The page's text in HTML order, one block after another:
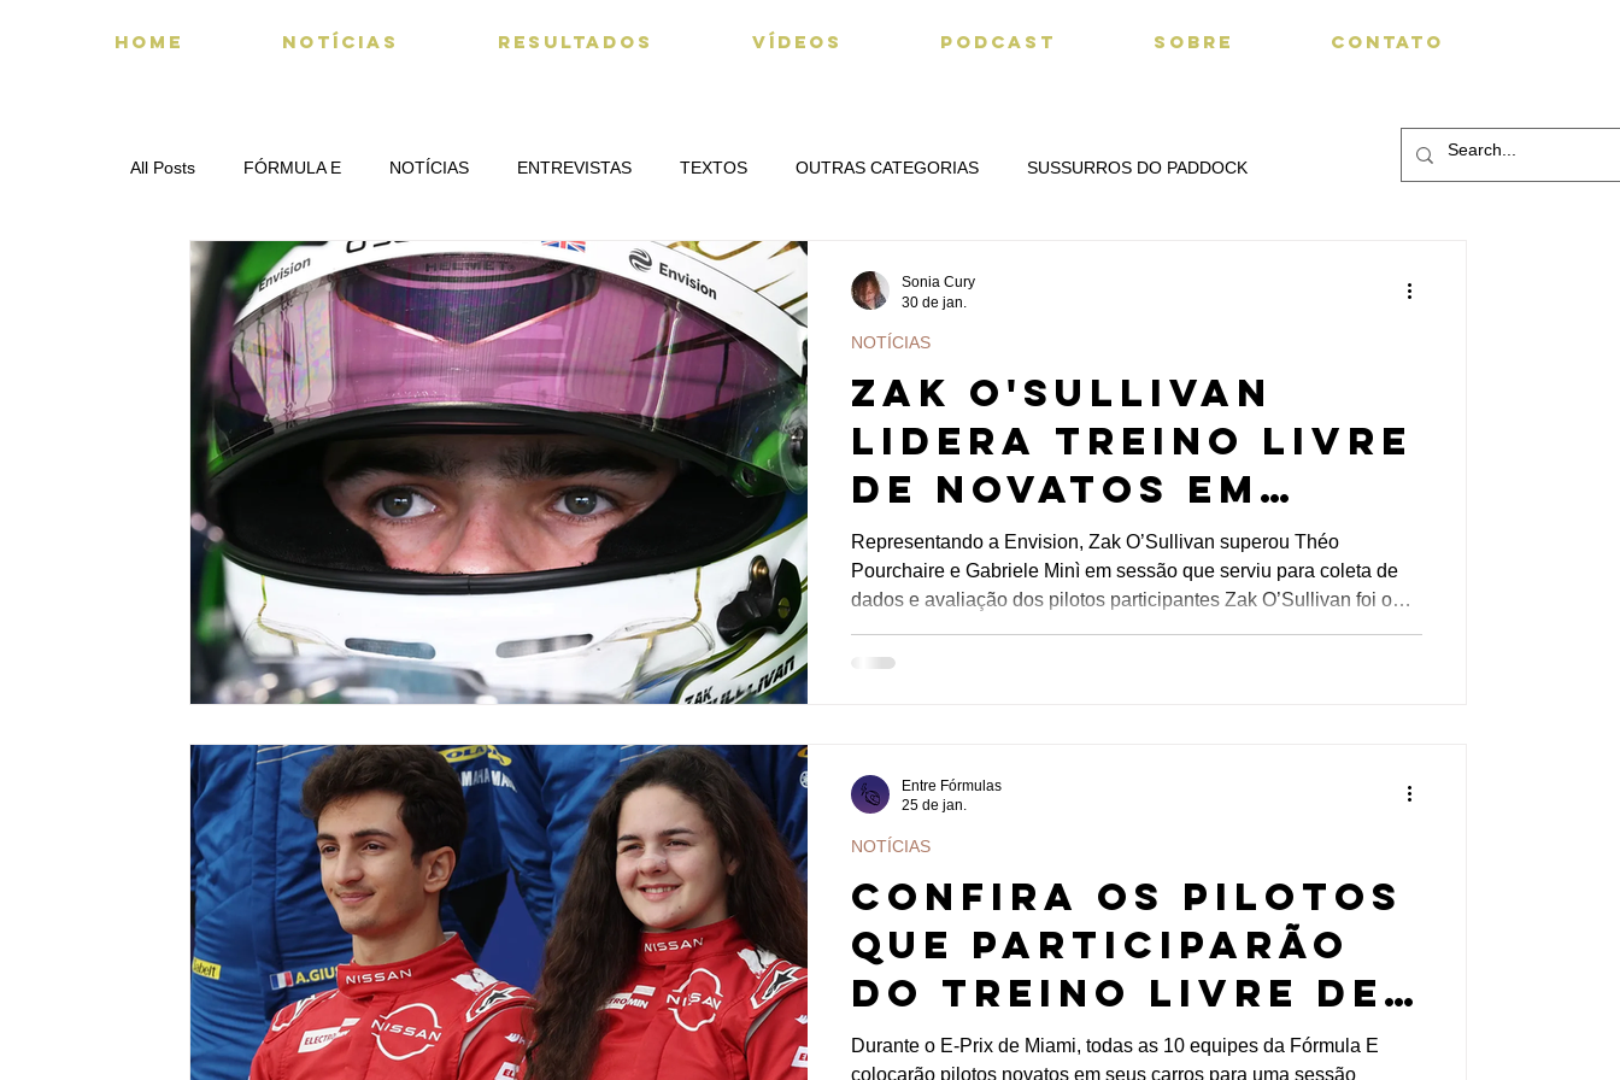
HOME NOTÍCIAS RESULTADOS VÍDEOS PODCAST SOBRE CONTATO
All Posts FÓRMULA E NOTÍCIAS ENTREVISTAS TEXTOS OUTRAS CATEGORIAS SUSSURROS DO PADDOCK
Zak O'Sullivan
lidera Treino Livre
de Novatos em
Miami
Representando a Envision, Zak O’Sullivan superou Théo
Pourchaire e Gabriele Minì em sessão que serviu para coleta de
dados e avaliação dos pilotos participantes Zak O’Sullivan foi o
Miami, registrando o tempo de 0m55s810. Théo Pourchaire
NOTÍCIAS
Sonia Cury
30 de jan.
Confira os pilotos
que participarão
do Treino Livre de
Novatos da
Durante o E-Prix de Miami, todas as 10 equipes da Fórmula E
colocarão pilotos novatos em seus carros para uma sessão
NOTÍCIAS
Entre Fórmulas
25 de jan.